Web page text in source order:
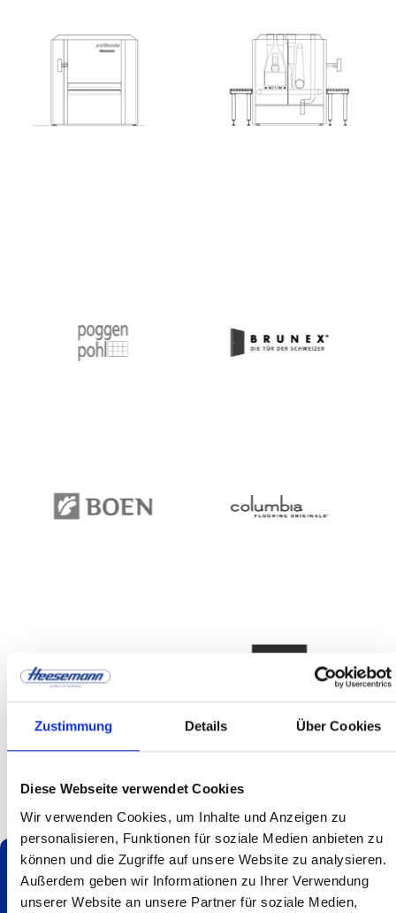
Zustimmung Details Über Cookies
Diese Webseite verwendet Cookies
Wir verwenden Cookies, um Inhalte und Anzeigen zu
personalisieren, Funktionen für soziale Medien anbieten zu
können und die Zugriffe auf unsere Website zu analysieren.
Außerdem geben wir Informationen zu Ihrer Verwendung
unserer Website an unsere Partner für soziale Medien,
Slide 2 of 3.
Werfen Sie einen Blick auf unsere